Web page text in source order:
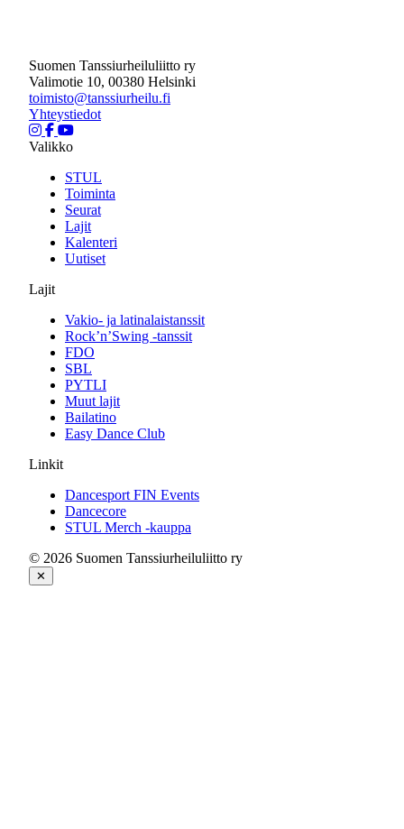
Suomen Tanssiurheiluliitto ry
Valimotie 10, 00380 Helsinki
toimisto@tanssiurheilu.fi
Yhteystiedot
Valikko
STUL
Toiminta
Seurat
Lajit
Kalenteri
Uutiset
Lajit
Vakio- ja latinalaistanssit
Rock’n’Swing -tanssit
FDO
SBL
PYTLI
Muut lajit
Bailatino
Easy Dance Club
Linkit
Dancesport FIN Events
Dancecore
STUL Merch -kauppa
© 2026 Suomen Tanssiurheiluliitto ry
✕